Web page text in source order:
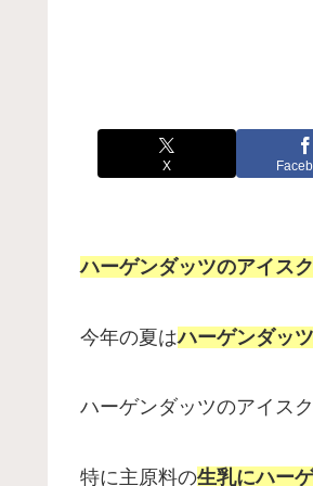
X
ハーゲンダッツのアイス
今年の夏はハーゲンダッ
ハーゲンダッツのアイス
特に主原料の生乳にハー